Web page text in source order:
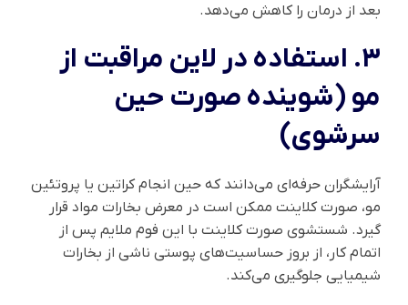
بعد از درمان را کاهش می‌دهد.
۳. استفاده در لاین مراقبت از
مو (شوینده صورت حین
سرشوی)
آرایشگران حرفه‌ای می‌دانند که حین انجام کراتین یا پروتئین
مو، صورت کلاینت ممکن است در معرض بخارات مواد قرار
گیرد. شستشوی صورت کلاینت با این فوم ملایم پس از
اتمام کار، از بروز حساسیت‌های پوستی ناشی از بخارات
شیمیایی جلوگیری می‌کند.